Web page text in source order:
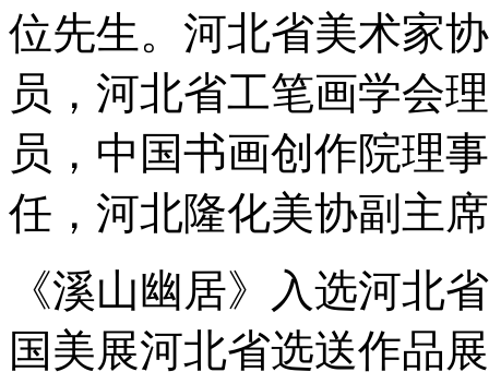
位先生。河北省美术家
员，河北省工笔画学会
员，中国书画创作院理
任，河北隆化美协副主
《溪山幽居》入选河北
国美展河北省选送作品